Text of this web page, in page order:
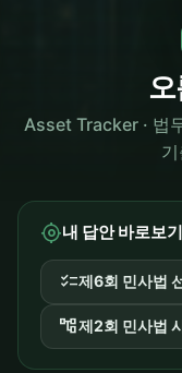
Asset Tracker · 법
my_location내 답안 바로보기
checklist제6회 민사법
account_tree제2회 민사법